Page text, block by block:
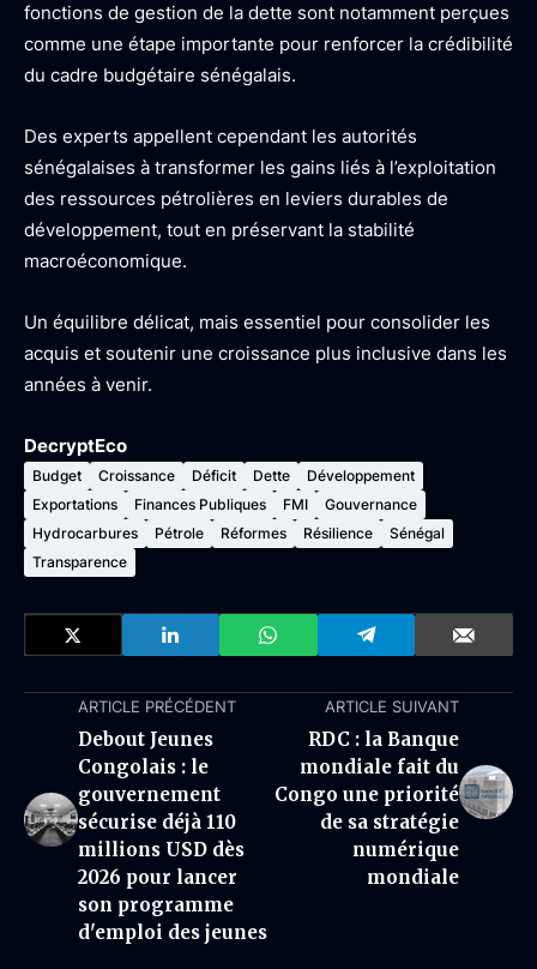
fonctions de gestion de la dette sont notamment perçues
comme une étape importante pour renforcer la crédibilité
du cadre budgétaire sénégalais.
Des experts appellent cependant les autorités
sénégalaises à transformer les gains liés à l’exploitation
des ressources pétrolières en leviers durables de
développement, tout en préservant la stabilité
macroéconomique.
Un équilibre délicat, mais essentiel pour consolider les
acquis et soutenir une croissance plus inclusive dans les
années à venir.
DecryptEco
Budget Croissance Déficit Dette
Développement
Exportations
Finances Publiques FMI
Gouvernance
Hydrocarbures
Pétrole Réformes Résilience
Sénégal
Transparence
ARTICLE PRÉCÉDENT
Debout Jeunes
Congolais : le
gouvernement
sécurise déjà 110
millions USD dès
2026 pour lancer
son programme
d'emploi des jeunes
ARTICLE SUIVANT
RDC : la Banque
mondiale fait du
Congo une priorité
de sa stratégie
numérique
mondiale